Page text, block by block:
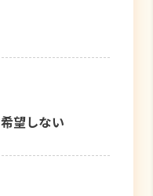
希望しない